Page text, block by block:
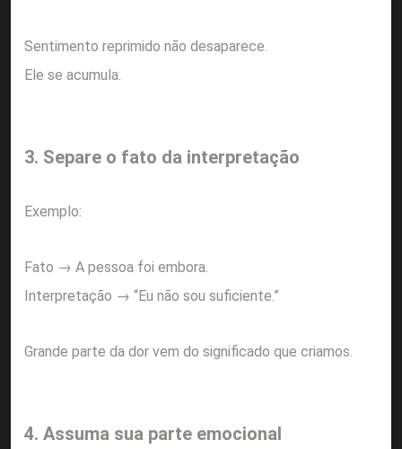
Sentimento reprimido não desaparece.
Ele se acumula.
3. Separe o fato da interpretação
Exemplo:
Fato → A pessoa foi embora.
Interpretação → “Eu não sou suficiente.”
Grande parte da dor vem do significado que criamos.
4. Assuma sua parte emocional